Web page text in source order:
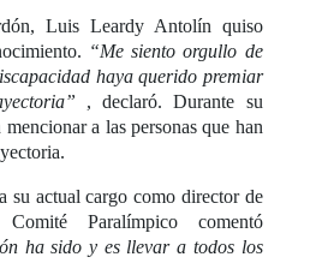
Luis Leardy Antolín quiso
“Me siento orgullo de
haya querido premiar
, declaró. Durante su
a las personas que han
su actual cargo como director de
Paralímpico comentó
ha sido y es llevar a todos los